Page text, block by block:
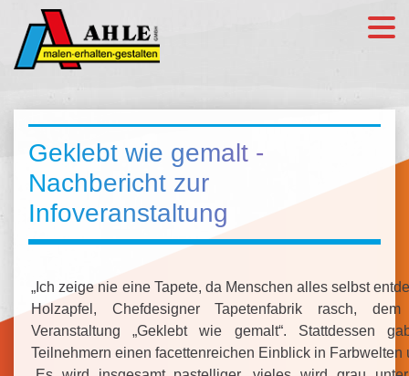
Geklebt wie gemalt -
Nachbericht zur
Infoveranstaltung
„Ich zeige nie eine Tapete, da Menschen alles selbst
Holzapfel, Chefdesigner Tapetenfabrik rasch,
Veranstaltung „Geklebt wie gemalt“. Stattdessen
Teilnehmern einen facettenreichen Einblick in Farbwelten